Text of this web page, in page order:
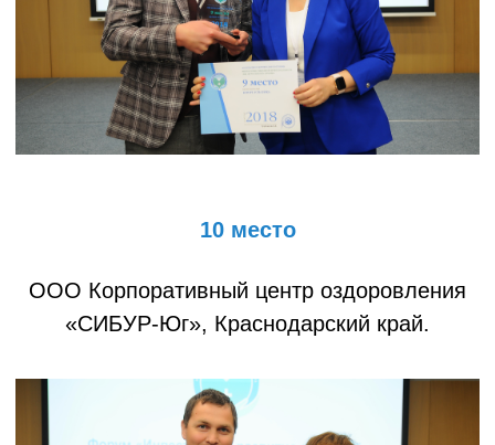
10 место
ООО Корпоративный центр оздоровления
«СИБУР-Юг», Краснодарский край.